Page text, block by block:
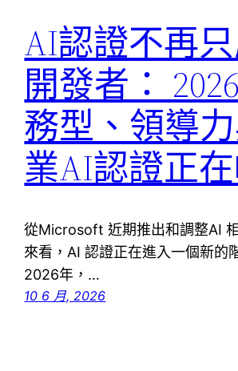
AI認證不再
開發者：
務型、領導
業AI認證正
從Microsoft 近期推出和調整AI
來看，AI 認證正在進入一個新的
2026年，…
10 6 月, 2026